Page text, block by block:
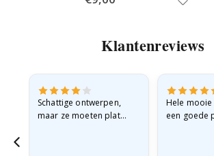
Price
Klantenreviews
Schattige ontwerpen,
maar ze moeten plat
Hele
een goede